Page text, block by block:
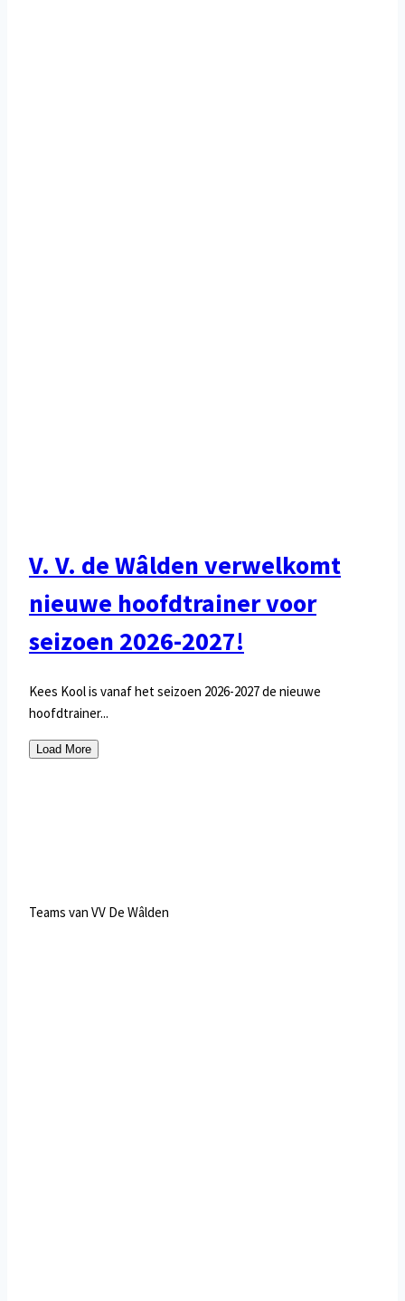
V. V. de Wâlden verwelkomt
nieuwe hoofdtrainer voor
seizoen 2026-2027!
Kees Kool is vanaf het seizoen 2026-2027 de nieuwe
hoofdtrainer...
Load More
Teams van VV De Wâlden